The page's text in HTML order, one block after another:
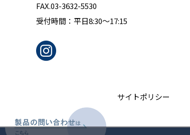
FAX.03-3632-5530
受付時間：平日8:30～17:15
サイトポリシー